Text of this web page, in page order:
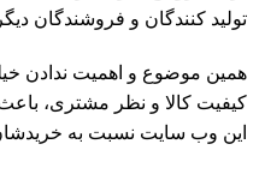
تولید کنندگان و فروشندگان
همین موضوع و اهمیت ندادن
کیفیت کالا و نظر مشتری،
این وب سایت نسبت به